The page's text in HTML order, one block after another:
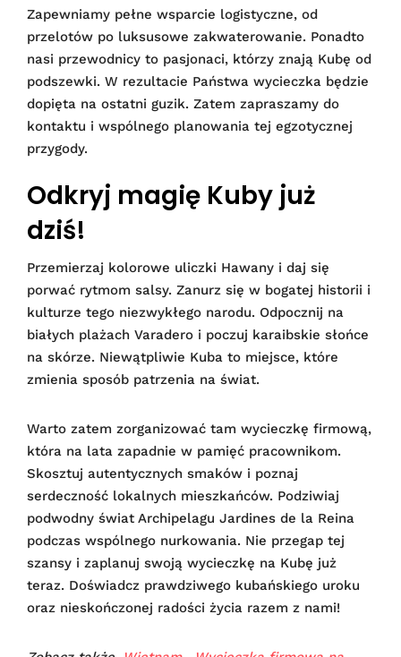
Zapewniamy pełne wsparcie logistyczne, od
przelotów po luksusowe zakwaterowanie. Ponadto
nasi przewodnicy to pasjonaci, którzy znają Kubę od
podszewki. W rezultacie Państwa wycieczka będzie
dopięta na ostatni guzik. Zatem zapraszamy do
kontaktu i wspólnego planowania tej egzotycznej
przygody.
Odkryj magię Kuby już
dziś!
Przemierzaj kolorowe uliczki Hawany i daj się
porwać rytmom salsy. Zanurz się w bogatej historii i
kulturze tego niezwykłego narodu. Odpocznij na
białych plażach Varadero i poczuj karaibskie słońce
na skórze. Niewątpliwie Kuba to miejsce, które
zmienia sposób patrzenia na świat.
Warto zatem zorganizować tam wycieczkę firmową,
która na lata zapadnie w pamięć pracownikom.
Skosztuj autentycznych smaków i poznaj
serdeczność lokalnych mieszkańców. Podziwiaj
podwodny świat Archipelagu Jardines de la Reina
podczas wspólnego nurkowania. Nie przegap tej
szansy i zaplanuj swoją wycieczkę na Kubę już
teraz. Doświadcz prawdziwego kubańskiego uroku
oraz nieskończonej radości życia razem z nami!